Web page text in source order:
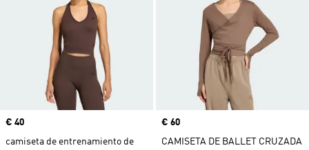
Precio
€ 40
camiseta de entrenamiento de
Precio
€ 60
CAMISETA DE BALLET CRUZADA